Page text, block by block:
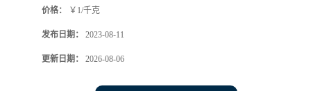
价格： ￥1/千克
发布日期： 2023-08-11
更新日期： 2026-08-06